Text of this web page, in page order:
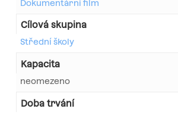
Dokumentární film
Cílová skupina
Střední školy
Kapacita
neomezeno
Doba trvání